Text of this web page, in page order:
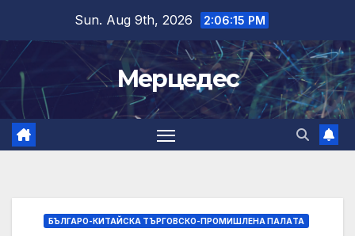
content
Sun. Aug 9th, 2026 2:06:16 PM
Мерцедес
БЪЛГАРО-КИТАЙСКА ТЪРГОВСКО-ПРОМИШЛЕНА ПАЛAТА